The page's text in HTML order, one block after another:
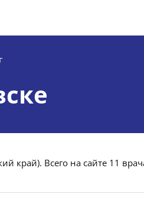
край). Всего на сайте 11